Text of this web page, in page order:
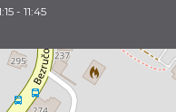
- 11:45